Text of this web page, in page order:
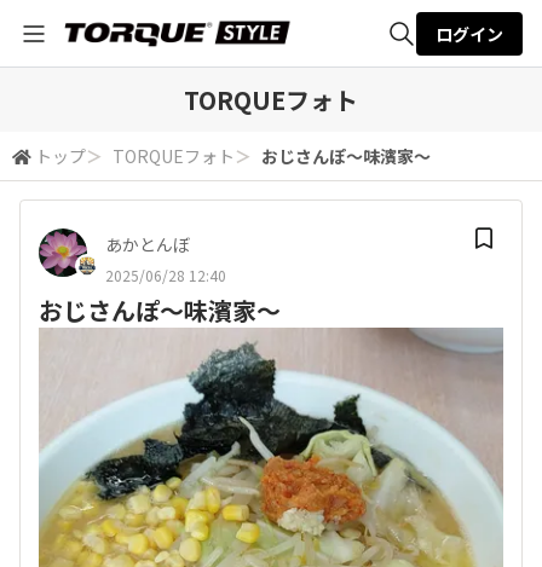
検索
ログイン
TORQUEフォト
トップ＞ TORQUEフォト ＞ おじさんぽ〜味濱家〜
あかとんぼ
2025/06/28 12:40
おじさんぽ〜味濱家〜